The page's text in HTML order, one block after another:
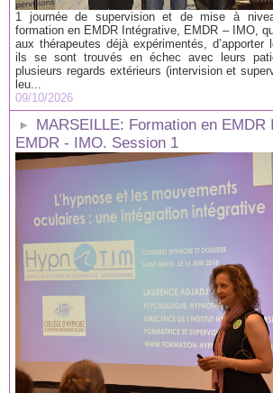
1 journée de supervision et de mise à
formation en EMDR Intégrative, EMDR – IMO,
aux thérapeutes déjà expérimentés,
ils se sont trouvés en échec avec leurs
plusieurs regards extérieurs (intervision et
leu...
09/10/2026
MARSEILLE: Formation en EMDR
EMDR - IMO. Session 1